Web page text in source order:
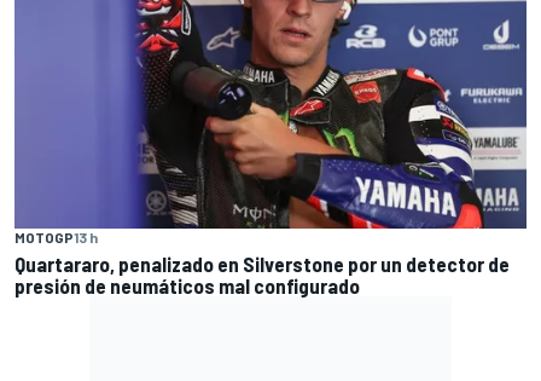
MOTOGP13 h
Quartararo, penalizado en Silverstone por un detector de
presión de neumáticos mal configurado